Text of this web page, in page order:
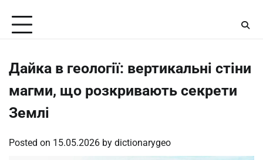
content
Дайка в геології: вертикальні стіни
магми, що розкривають секрети
Землі
Posted on 15.05.2026 by dictionarygeo